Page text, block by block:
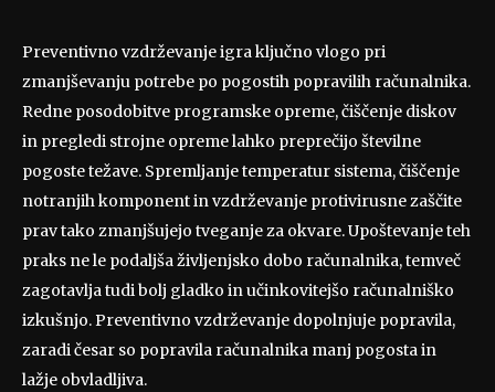
Preventivno vzdrževanje igra ključno vlogo pri
zmanjševanju potrebe po pogostih popravilih računalnika.
Redne posodobitve programske opreme, čiščenje diskov
in pregledi strojne opreme lahko preprečijo številne
pogoste težave. Spremljanje temperatur sistema, čiščenje
notranjih komponent in vzdrževanje protivirusne zaščite
prav tako zmanjšujejo tveganje za okvare. Upoštevanje teh
praks ne le podaljša življenjsko dobo računalnika, temveč
zagotavlja tudi bolj gladko in učinkovitejšo računalniško
izkušnjo. Preventivno vzdrževanje dopolnjuje popravila,
zaradi česar so popravila računalnika manj pogosta in
lažje obvladljiva.